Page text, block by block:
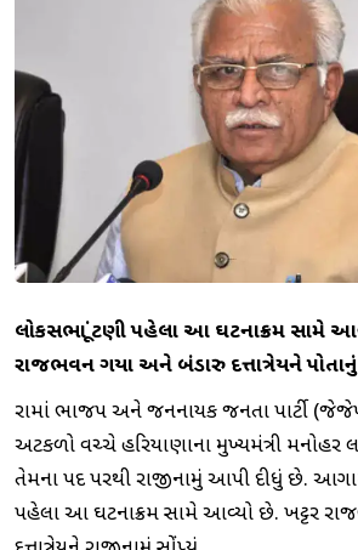
લોકસભા ચૂંટણી પહેલા આ ઘટનાક્રમ સામે
રાજભવન ગયા અને બંડારુ દત્તાત્રેયને પોતાનું
રાજ્યમાં ભાજપ અને જનનાયક જનતા પાર્ટી
અટકળો વચ્ચે હરિયાણાના મુખ્યમંત્રી મનોહર
તેમના પદ પરથી રાજીનામું આપી દીધું છે.
પહેલા આ ઘટનાક્રમ સામે આવ્યો છે. ખટ્ટર